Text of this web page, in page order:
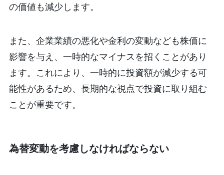
の価値も減少します。
また、企業業績の悪化や金利の変動なども株価に
影響を与え、一時的なマイナスを招くことがあり
ます。これにより、一時的に投資額が減少する可
能性があるため、長期的な視点で投資に取り組む
ことが重要です。
為替変動を考慮しなければならない